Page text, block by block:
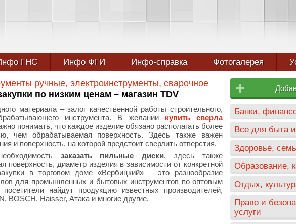
ГНС Инфо ФГИ Инфо-справка Фотогалерея
ручные, электроинструменты, сварочное
по низким ценам – магазин TDV
материала – залог качественной работы строительного,
инструмента. В желании купить сверла
понимать, что каждое изделие обязано располагать более
чем обрабатываемая поверхность. Здесь также важен
и поверхность, на которой предстоит сверлить отверстия.
заказать пильные диски, здесь также
поверхность, диаметр изделия в зависимости от конкретной
в торговом доме «Вербицкий» – это разнообразие
для промышленных и бытовых инструментов по оптовым
найдут продукцию известных производителей,
BOSCH, Haisser, Атака и многие другие.
Банки,
Все для быта
Здоровье,
Образование,
Отдых,
Право и
услуги